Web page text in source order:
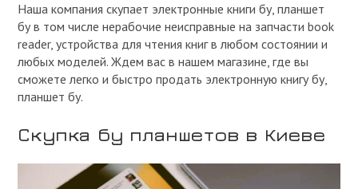
Наша компания скупает электронные книги бу, планшет
бу в том числе нерабочие неисправные на запчасти book
reader, устройства для чтения книг в любом состоянии и
любых моделей. Ждем вас в нашем магазине, где вы
сможете легко и быстро продать электронную книгу бу,
планшет бу.
Скупка бу планшетов в Киеве